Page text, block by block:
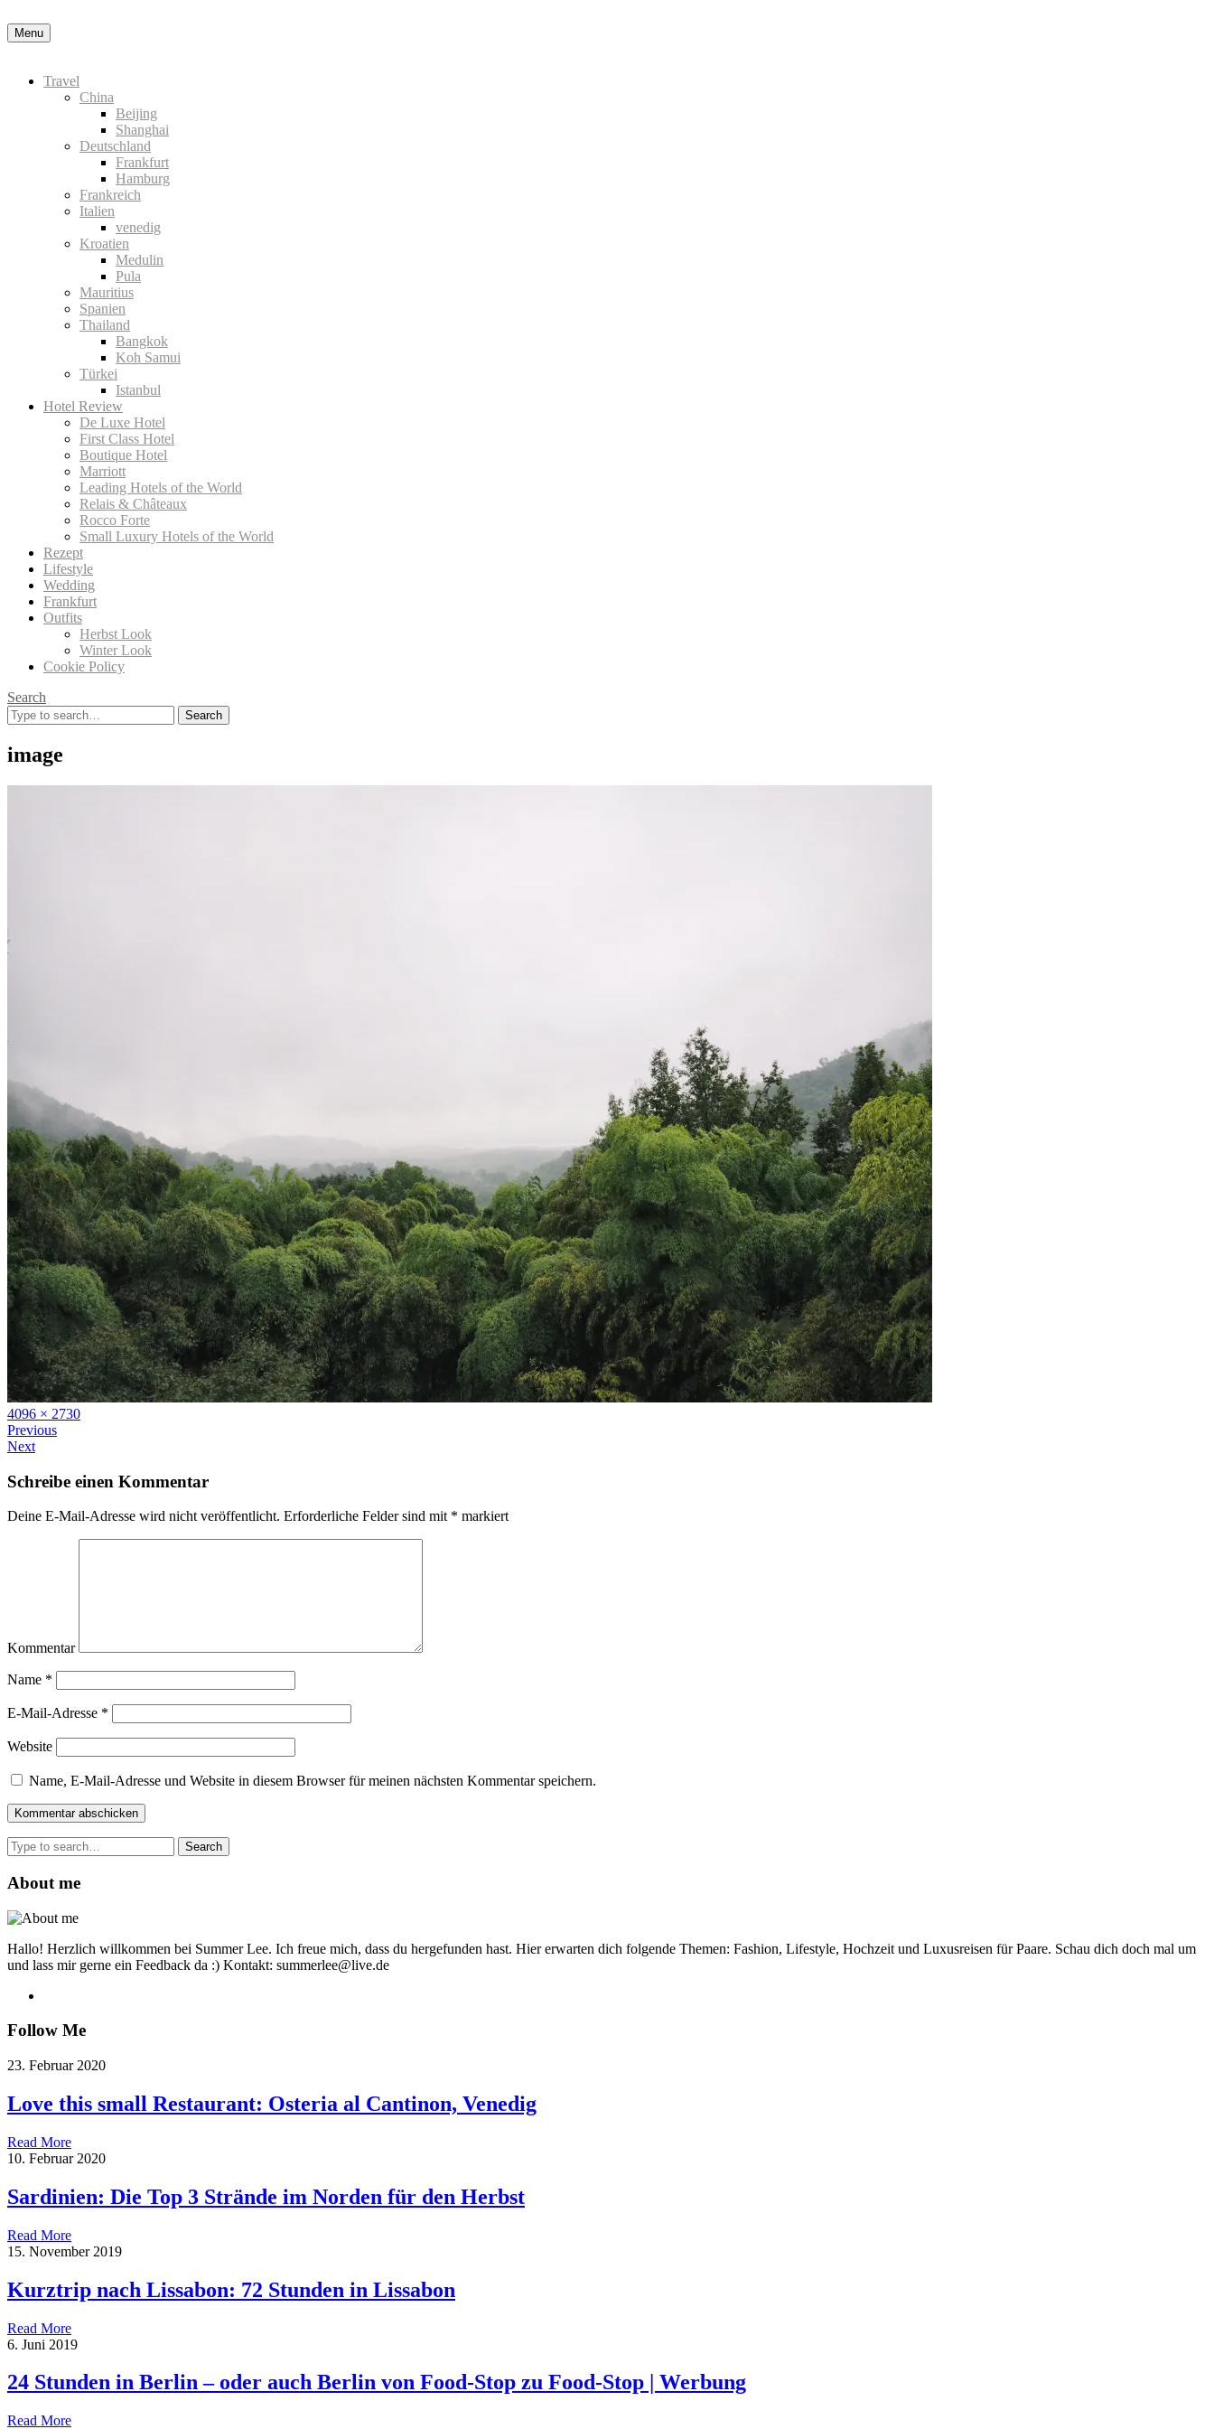
Menu
Travel
China
Beijing
Shanghai
Deutschland
Frankfurt
Hamburg
Frankreich
Italien
venedig
Kroatien
Medulin
Pula
Mauritius
Spanien
Thailand
Bangkok
Koh Samui
Türkei
Istanbul
Hotel Review
De Luxe Hotel
First Class Hotel
Boutique Hotel
Marriott
Leading Hotels of the World
Relais & Châteaux
Rocco Forte
Small Luxury Hotels of the World
Rezept
Lifestyle
Wedding
Frankfurt
Outfits
Herbst Look
Winter Look
Cookie Policy
Search
Search
for:
image
Full
size
4096 × 2730
Previous
Next
Schreibe einen Kommentar
Deine E-Mail-Adresse wird nicht veröffentlicht. Erforderliche Felder sind mit * markiert
Kommentar
Name *
E-Mail-Adresse *
Website
Name, E-Mail-Adresse und Website in diesem Browser für meinen nächsten Kommentar speichern.
Search
for:
About me
Hallo! Herzlich willkommen bei Summer Lee. Ich freue mich, dass du hergefunden hast. Hier erwarten dich folgende Themen: Fashion, Lifestyle, Hochzeit und Luxusreisen für Paare. Schau dich doch mal um
und lass mir gerne ein Feedback da :) Kontakt: summerlee@live.de
Follow Me
23. Februar 2020
Love this small Restaurant: Osteria al Cantinon, Venedig
Read More
10. Februar 2020
Sardinien: Die Top 3 Strände im Norden für den Herbst
Read More
15. November 2019
Kurztrip nach Lissabon: 72 Stunden in Lissabon
Read More
6. Juni 2019
24 Stunden in Berlin – oder auch Berlin von Food-Stop zu Food-Stop | Werbung
Read More